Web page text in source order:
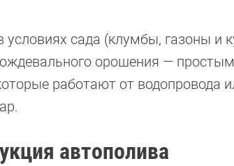
условиях сада (клумбы, газоны и
орошения —
работают от водопровода
автополива